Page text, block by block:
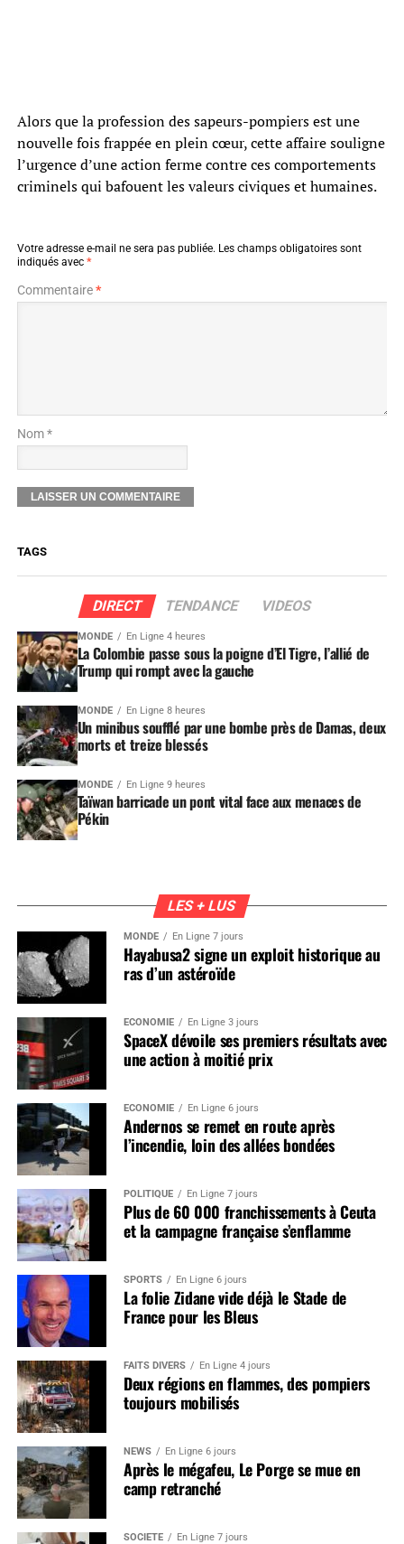
Alors que la profession des sapeurs-pompiers est une
nouvelle fois frappée en plein cœur, cette affaire souligne
l’urgence d’une action ferme contre ces comportements
criminels qui bafouent les valeurs civiques et humaines.
Votre adresse e-mail ne sera pas publiée. Les champs obligatoires sont
indiqués avec *
Commentaire*
Nom *
TAGS
DIRECT TENDANCE VIDEOS
MONDE En Ligne 4 heures
La Colombie passe sous la poigne d’El Tigre, l’allié de
Trump qui rompt avec la gauche
MONDE En Ligne 8 heures
Un minibus soufflé par une bombe près de Damas, deux
morts et treize blessés
MONDE En Ligne 9 heures
Taïwan barricade un pont vital face aux menaces de
Pékin
LES + LUS
MONDE En Ligne 7 jours
Hayabusa2 signe un exploit historique au
ras d’un astéroïde
ÉCONOMIE En Ligne 3 jours
SpaceX dévoile ses premiers résultats avec
une action à moitié prix
ÉCONOMIE En Ligne 6 jours
Andernos se remet en route après
l’incendie, loin des allées bondées
POLITIQUE En Ligne 7 jours
Plus de 60 000 franchissements à Ceuta
et la campagne française s’enflamme
SPORTS En Ligne 6 jours
La folie Zidane vide déjà le Stade de
France pour les Bleus
FAITS DIVERS En Ligne 4 jours
Deux régions en flammes, des pompiers
toujours mobilisés
NEWS En Ligne 6 jours
Après le mégafeu, Le Porge se mue en
camp retranché
SOCIÉTÉ En Ligne 7 jours